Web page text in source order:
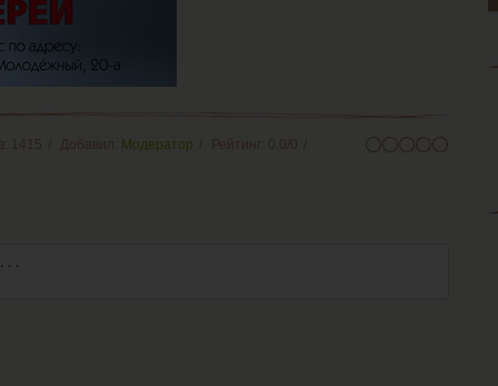
: 1415 Добавил: Модератор Рейтинг : 0.0